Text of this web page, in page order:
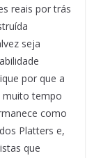
reais por trás
seja
por que a
muito tempo
como
Platters e,
que